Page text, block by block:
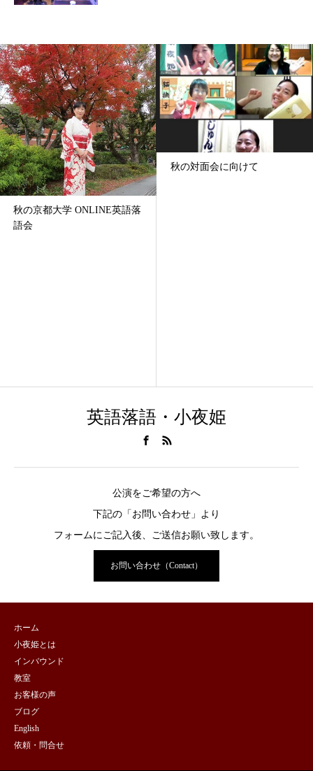
秋の京都大学 ONLINE英語落
語会
秋の対面会に向けて
英語落語・小夜姫
公演をご希望の方へ
下記の「お問い合わせ」より
フォームにご記入後、ご送信お願い致します。
お問い合わせ（Contact）
ホーム
小夜姫とは
インバウンド
教室
お客様の声
ブログ
English
依頼・問合せ